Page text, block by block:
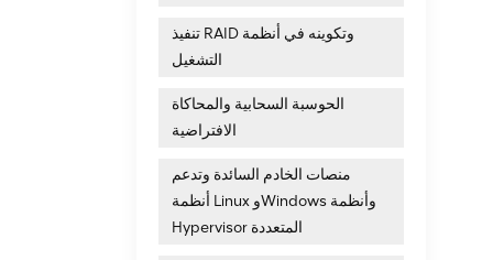
تنفيذ RAID وتكوينه في أنظمة
التشغيل
الحوسبة السحابية والمحاكاة
الافتراضية
منصات الخادم السائدة وتدعم
أنظمة Linux وWindows وأنظمة
Hypervisor المتعددة